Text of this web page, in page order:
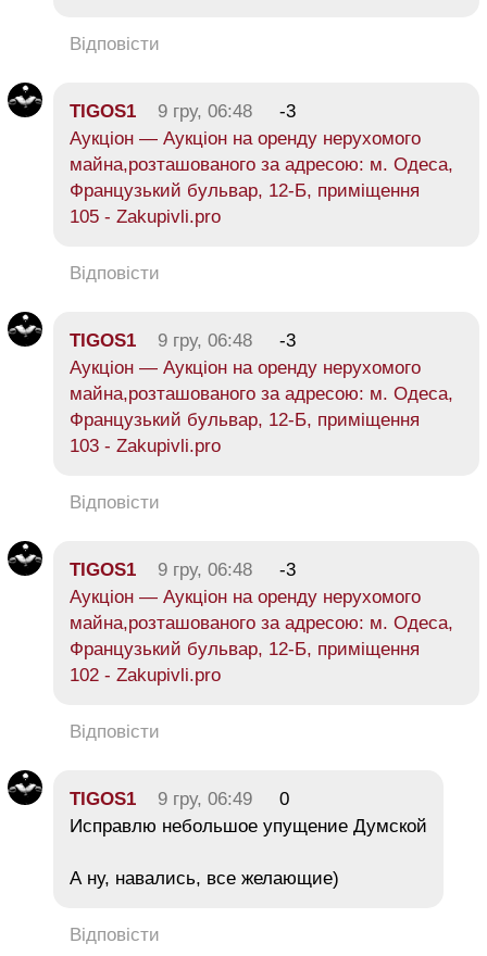
Відповісти
TIGOS1 9 гру, 06:48
-3
Аукціон — Аукціон на оренду нерухомого
майна,розташованого за адресою: м. Одеса,
Французький бульвар, 12-Б, приміщення
105 - Zakupivli.pro
Відповісти
TIGOS1 9 гру, 06:48
-3
Аукціон — Аукціон на оренду нерухомого
майна,розташованого за адресою: м. Одеса,
Французький бульвар, 12-Б, приміщення
103 - Zakupivli.pro
Відповісти
TIGOS1 9 гру, 06:48
-3
Аукціон — Аукціон на оренду нерухомого
майна,розташованого за адресою: м. Одеса,
Французький бульвар, 12-Б, приміщення
102 - Zakupivli.pro
Відповісти
TIGOS1 9 гру, 06:49
0
Исправлю небольшое упущение Думской
А ну, навались, все желающие)
Відповісти